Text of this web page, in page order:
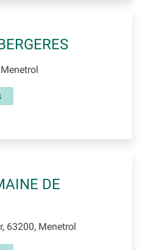
DE
63200, Menetrol